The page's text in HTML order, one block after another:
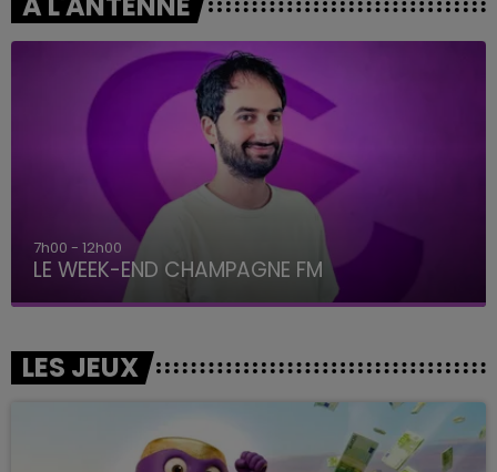
7h00 - 12h00
LE WEEK-END CHAMPAGNE FM
LES JEUX